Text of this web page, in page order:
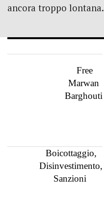
ancora troppo lontana.
Free
Marwan
Barghouti
Boicottaggio,
Disinvestimento,
Sanzioni